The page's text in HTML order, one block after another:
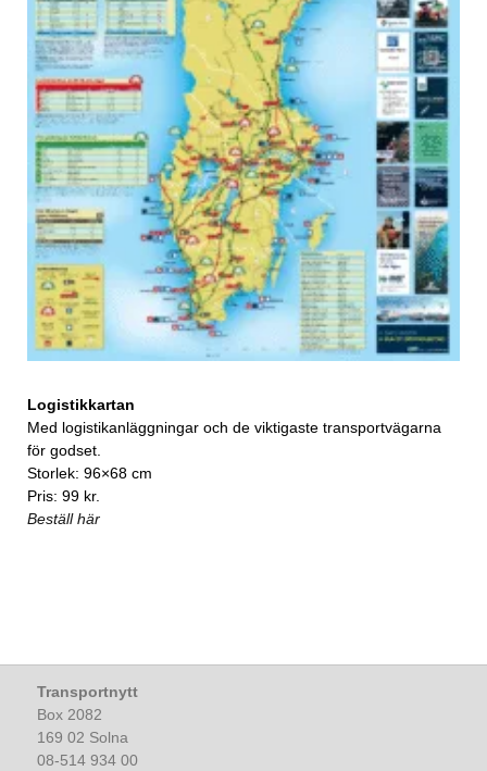
Logistikkartan
Med logistikanläggningar och de viktigaste transportvägarna
för godset.
Storlek: 96×68 cm
Pris: 99 kr.
Beställ här
Transportnytt
Box 2082
169 02 Solna
08-514 934 00